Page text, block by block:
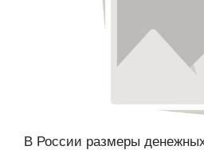
В России размеры